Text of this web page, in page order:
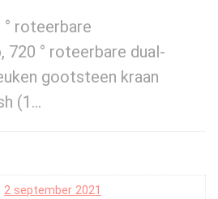
° roteerbare
720 ° roteerbare dual-
gootsteen kraan
(1…
2 september 2021